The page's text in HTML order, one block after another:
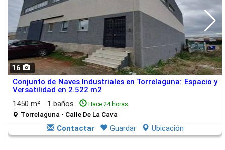
16
Conjunto de Naves Industriales en Torrelaguna: Espacio y
Versatilidad en 2.522 m2
1450 m²
1 baños Hace 24 horas
Torrelaguna - Calle De La Cava
Contactar Guardar Ubicación